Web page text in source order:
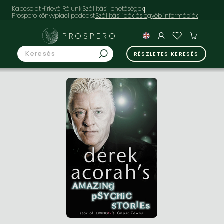
KapcsolatHírlevélRólunkSzállítási lehetőségek
Prospero könyvpiaci podcast
PROSPERO
RÉSZLETES KERESÉS